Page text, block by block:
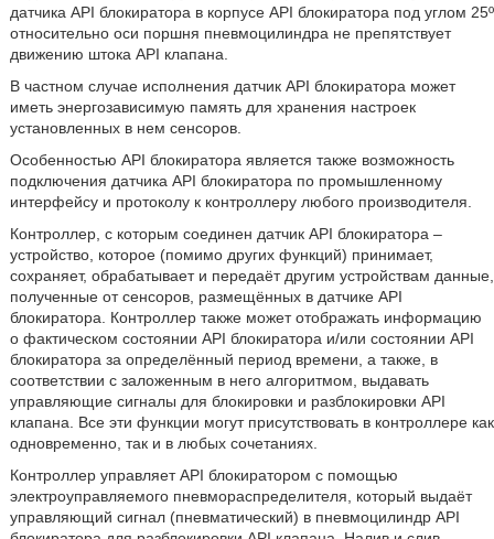
датчика API блокиратора в корпусе API блокиратора под углом 25º
относительно оси поршня пневмоцилиндра не препятствует
движению штока API клапана.
В частном случае исполнения датчик API блокиратора может
иметь энергозависимую память для хранения настроек
установленных в нем сенсоров.
Особенностью API блокиратора является также возможность
подключения датчика API блокиратора по промышленному
интерфейсу и протоколу к контроллеру любого производителя.
Контроллер, с которым соединен датчик API блокиратора –
устройство, которое (помимо других функций) принимает,
сохраняет, обрабатывает и передаёт другим устройствам данные,
полученные от сенсоров, размещённых в датчике API
блокиратора. Контроллер также может отображать информацию
о фактическом состоянии API блокиратора и/или состоянии API
блокиратора за определённый период времени, а также, в
соответствии с заложенным в него алгоритмом, выдавать
управляющие сигналы для блокировки и разблокировки API
клапана. Все эти функции могут присутствовать в контроллере как
одновременно, так и в любых сочетаниях.
Контроллер управляет API блокиратором с помощью
электроуправляемого пневмораспределителя, который выдаёт
управляющий сигнал (пневматический) в пневмоцилиндр API